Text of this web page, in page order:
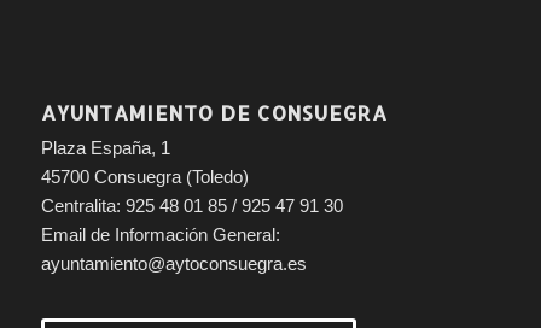
AYUNTAMIENTO DE CONSUEGRA
Plaza España, 1
45700 Consuegra (Toledo)
Centralita: 925 48 01 85 / 925 47 91 30
Email de Información General:
ayuntamiento@aytoconsuegra.es